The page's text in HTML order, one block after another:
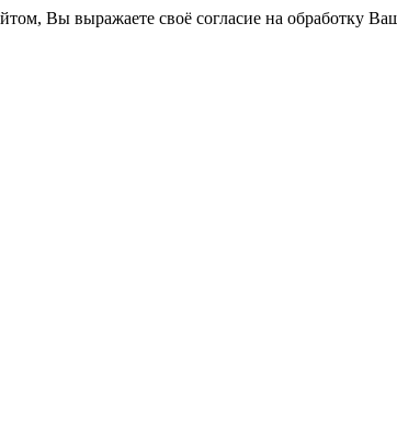
Вы выражаете своё согласие на обработку